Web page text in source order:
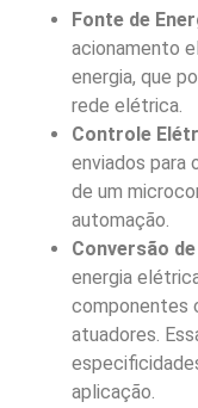
Fonte de
acionamento
energia, que
rede elétrica.
Controle
enviados para
de um
automação.
Conversão
energia
componentes
atuadores.
aplicação.